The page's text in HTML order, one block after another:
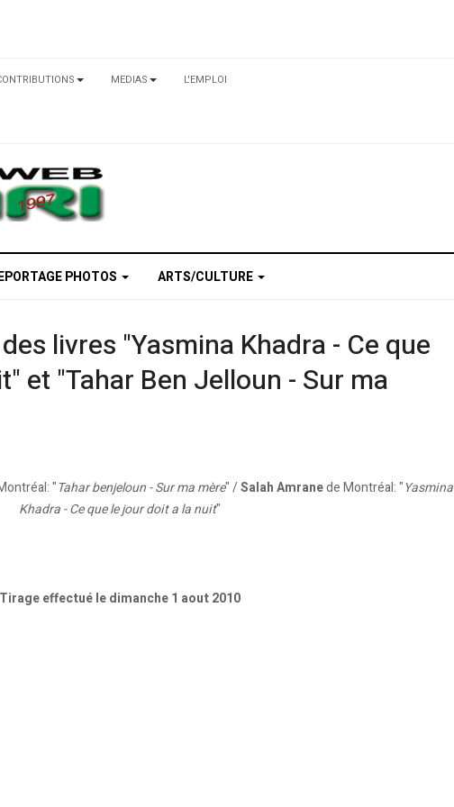
MEDIAS L'EMPLOI
PHOTOS ARTS/CULTURE
livres "Yasmina Khadra - Ce que
et "Tahar Ben Jelloun - Sur ma
"Tahar benjeloun - Sur ma mère" /Salah Amranede Montréal: "Yasmina
Khadra - Ce que le jour doit a la nuit"
Tirage effectué le dimanche 1 aout 2010